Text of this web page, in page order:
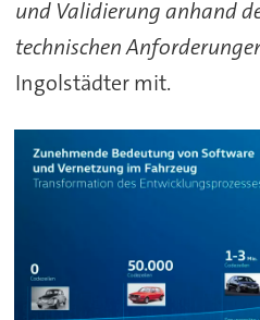
und Validierung anhand
technischen
Ingolstädter mit.